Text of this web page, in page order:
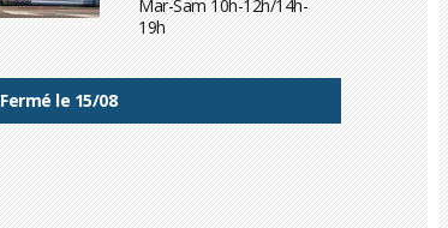
Mar-Sam 10h-12h/14h-
19h
Fermé le 15/08